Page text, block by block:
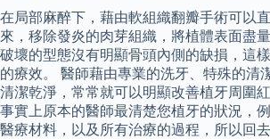
在局部麻醉下，藉由軟組織翻瓣手術可以
來，移除發炎的肉芽組織，將植體表面盡
破壞的型態沒有明顯骨頭內側的缺損，這
的療效。 醫師藉由專業的洗牙、特殊的清
清潔乾淨，常常就可以明顯改善植牙周圍
事實上原本的醫師最清楚您植牙的狀況，
醫療材料，以及所有治療的過程，所以回